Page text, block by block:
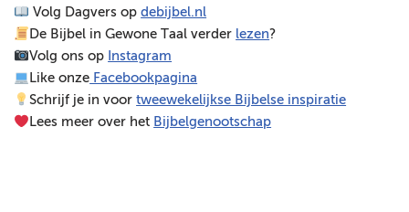
l
e
r
Volg Dagvers opdebijbel.nl
De Bijbel in Gewone Taal verder lezen?
Volg ons op Instagram
Like onze Facebookpagina
Schrijf je in voortweewekelijkse Bijbelse inspiratie
Lees meer over het Bijbelgenootschap